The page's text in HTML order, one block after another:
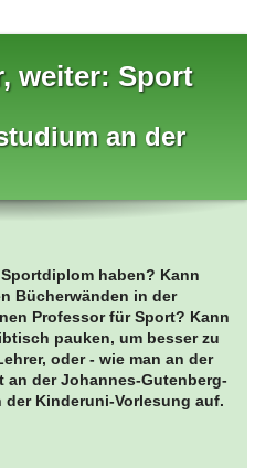
weiter: Sport
an der
haben? Kann
Bücherwänden in der
Professor für Sport? Kann
pauken, um besser zu
oder - wie man an der
der Johannes-Gutenberg-
Kinderuni-Vorlesung auf.